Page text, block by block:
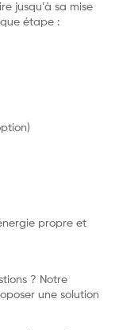
jusqu’à sa mise
étape :
propre et
? Notre
une solution